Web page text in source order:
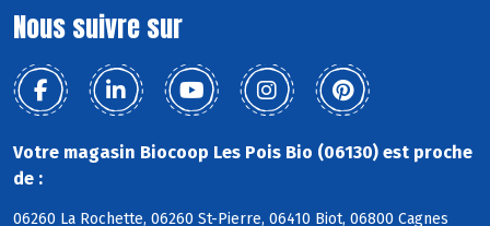
Nous suivre sur
Votre magasin Biocoop Les Pois Bio (06130) est proche
de :
06260 La Rochette, 06260 St-Pierre, 06410 Biot, 06800 Cagnes